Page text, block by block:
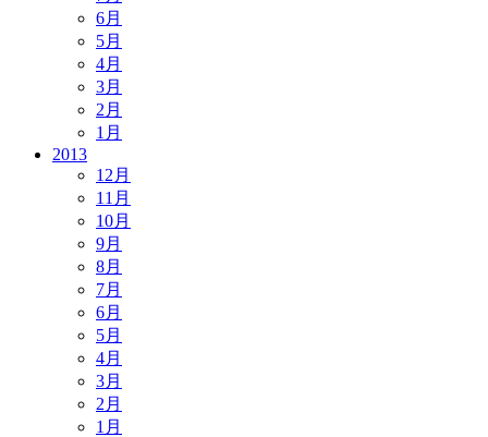
6月
5月
4月
3月
2月
1月
2013
12月
11月
10月
9月
8月
7月
6月
5月
4月
3月
2月
1月